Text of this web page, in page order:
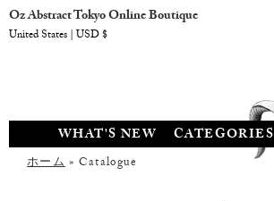
WHAT'S NEW CATEGORIES
ホーム» Catalogue
Oz Abstract Tokyo Online Boutique
United States | USD $